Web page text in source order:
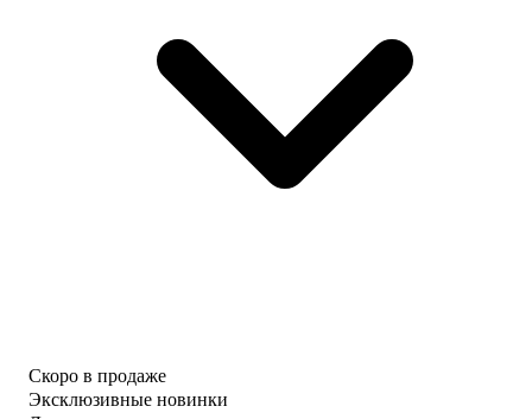
Скоро в продаже
Эксклюзивные новинки